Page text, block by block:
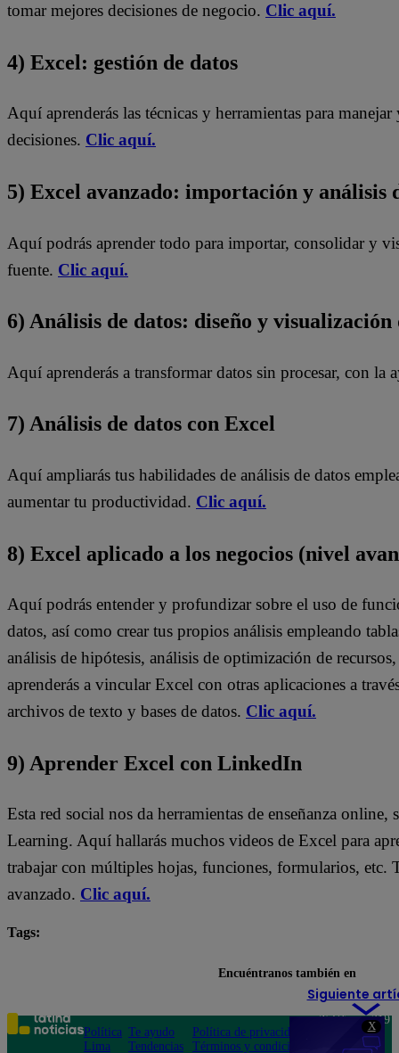
X
tomar mejores decisiones de negocio. Clic aquí.
4) Excel: gestión de datos
Aquí aprenderás las técnicas y herramientas para
decisiones. Clic aquí.
5) Excel avanzado: importación y análisis
Aquí podrás aprender todo para importar, consolidar y
fuente. Clic aquí.
6) Análisis de datos: diseño y visualización
Aquí aprenderás a transformar datos sin procesar, con la
7) Análisis de datos con Excel
Aquí ampliarás tus habilidades de análisis de datos
aumentar tu productividad. Clic aquí.
8) Excel aplicado a los negocios (nivel
Aquí podrás entender y profundizar sobre el uso de
datos, así como crear tus propios análisis empleando
análisis de hipótesis, análisis de optimización de
aprenderás a vincular Excel con otras aplicaciones a
archivos de texto y bases de datos. Clic aquí.
9) Aprender Excel con LinkedIn
Esta red social nos da herramientas de enseñanza
Learning. Aquí hallarás muchos videos de Excel para
trabajar con múltiples hojas, funciones, formularios,
avanzado. Clic aquí.
Tags:
Siguiente
Encuéntranos también en
Política
Lima
Te ayudo
Tendencias
Política de privacidad
Términos y condiciones
Teléfono: 219
Av. San